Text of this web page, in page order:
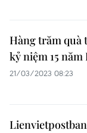
Hàng trăm quà
kỷ niệm 15
21/03/2023 08:23